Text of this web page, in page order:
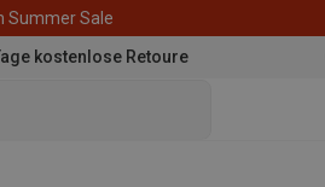
Summer Sale
kostenlose Retoure